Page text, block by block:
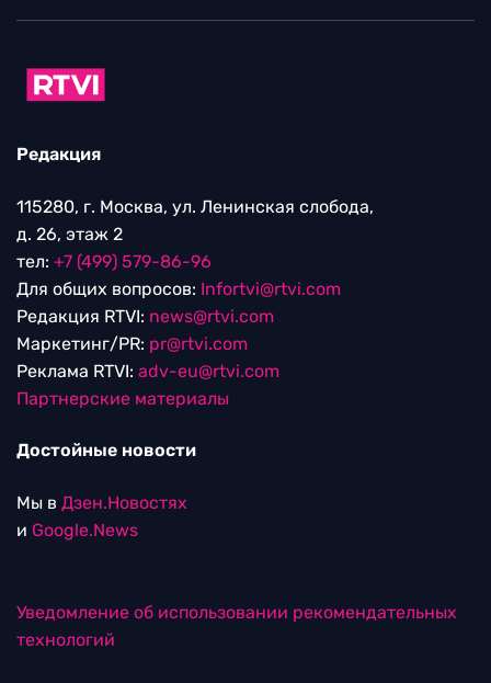
Редакция
115280, г. Москва, ул. Ленинская слобода,
д. 26, этаж 2
тел: +7 (499) 579-86-96
Для общих вопросов: Infortvi@rtvi.com
Редакция RTVI: news@rtvi.com
Маркетинг/PR: pr@rtvi.com
Реклама RTVI: adv-eu@rtvi.com
Партнерские материалы
Достойные новости
Мы в Дзен.Новостях
и Google.News
Уведомление об использовании рекомендательных
технологий